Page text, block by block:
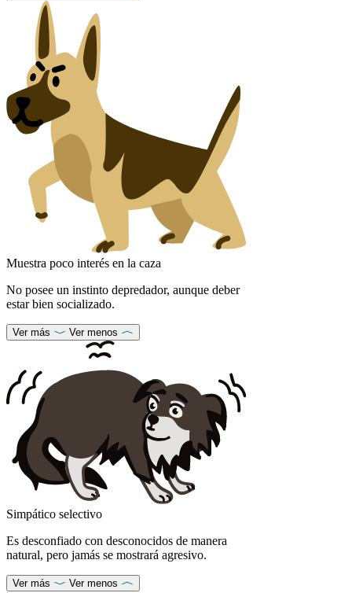
Muestra poco interés en la caza
No posee un instinto depredador, aunque deber
estar bien socializado.
Ver más Ver menos
Simpático selectivo
Es desconfiado con desconocidos de manera
natural, pero jamás se mostrará agresivo.
Ver más Ver menos